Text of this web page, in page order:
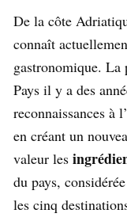
De la côte
connaît
gastronomique.
Pays il y a des
reconnaissances à
en créant un
valeur les
du pays,
les cinq